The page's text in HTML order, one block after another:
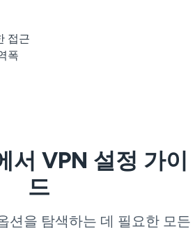
접근
폭
서 VPN 설정 가이
드
션을 탐색하는 데 필요한 모든